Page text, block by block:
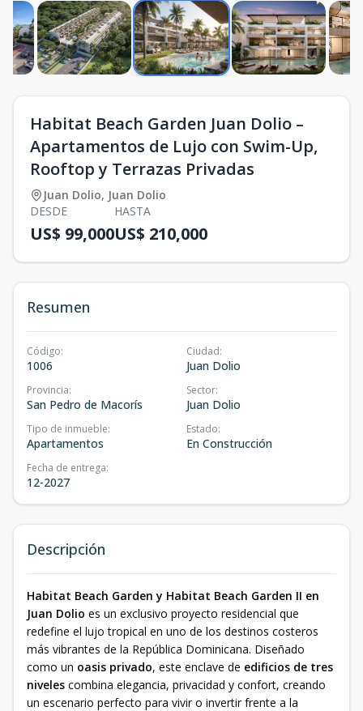
Habitat Beach Garden Juan Dolio –
Apartamentos de Lujo con Swim-Up,
Rooftop y Terrazas Privadas
Juan Dolio, Juan Dolio
DESDE
US$ 99,000
HASTA
US$ 210,000
Resumen
Código:
1006
Ciudad:
Juan Dolio
Provincia:
San Pedro de Macorís
Sector:
Juan Dolio
Tipo de inmueble:
Apartamentos
Estado:
En Construcción
Fecha de entrega:
12-2027
Descripción
Habitat Beach Garden y Habitat Beach Garden II en
Juan Dolio es un exclusivo proyecto residencial que
redefine el lujo tropical en uno de los destinos costeros
más vibrantes de la República Dominicana. Diseñado
como un oasis privado, este enclave de edificios de tres
niveles combina elegancia, privacidad y confort, creando
un escenario perfecto para vivir o invertir frente a la